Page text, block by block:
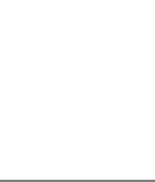
cu spirit italian autentic, tehnologie
Ibrida Intensa combină eficiența,